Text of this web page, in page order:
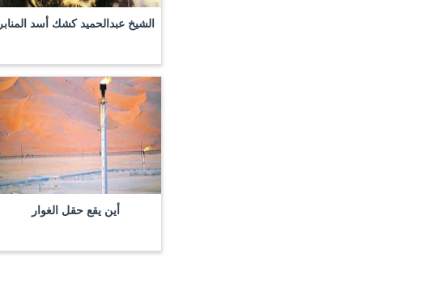
الشيخ عبدالحميد كشك أسد المنابر
أين يقع حقل الغوار